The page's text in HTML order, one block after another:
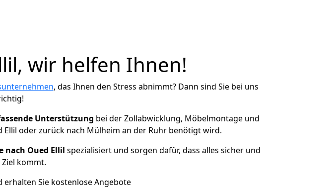
wir helfen Ihnen!
, das Ihnen den Stress abnimmt? Dann sind Sie bei uns
Unterstützung bei der Zollabwicklung, Möbelmontage und
oder zurück nach Mülheim an der Ruhr benötigt wird.
nach Oued Ellil spezialisiert und sorgen dafür, dass alles sicher und
kommt.
erhalten Sie kostenlose Angebote